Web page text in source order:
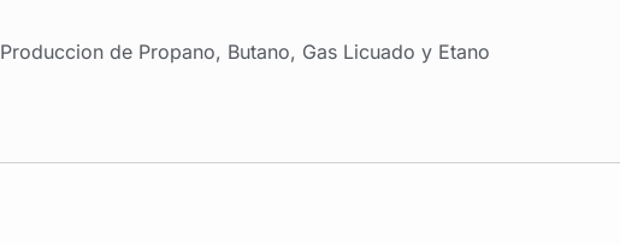
Produccion de Propano, Butano, Gas Licuado y Etano